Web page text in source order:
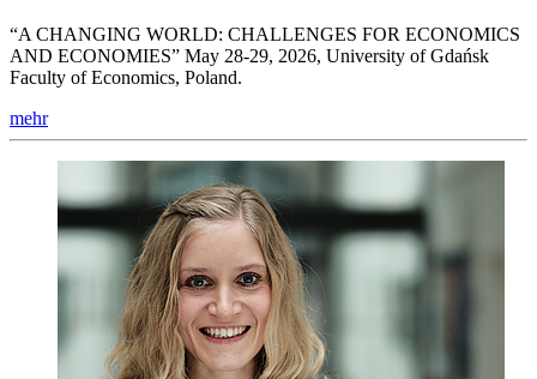
“A CHANGING WORLD: CHALLENGES FOR ECONOMICS
AND ECONOMIES” May 28-29, 2026, University of Gdańsk
Faculty of Economics, Poland.
mehr